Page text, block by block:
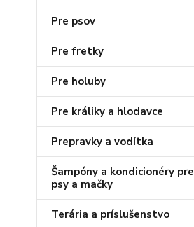
Pre psov
Pre fretky
Pre holuby
Pre králiky a hlodavce
Prepravky a vodítka
Šampóny a kondicionéry pre
psy a mačky
Terária a príslušenstvo